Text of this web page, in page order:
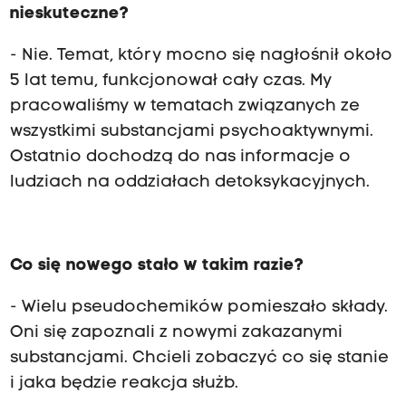
nieskuteczne?
- Nie. Temat, który mocno się nagłośnił około
5 lat temu, funkcjonował cały czas. My
pracowaliśmy w tematach związanych ze
wszystkimi substancjami psychoaktywnymi.
Ostatnio dochodzą do nas informacje o
ludziach na oddziałach detoksykacyjnych.
Co się nowego stało w takim razie?
- Wielu pseudochemików pomieszało składy.
Oni się zapoznali z nowymi zakazanymi
substancjami. Chcieli zobaczyć co się stanie
i jaka będzie reakcja służb.